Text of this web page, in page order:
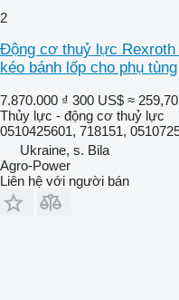
2
Động cơ thuỷ lực Rexroth
kéo bánh lốp cho phụ tùng
7.870.000 ₫ 300 US$ ≈
Thủy lực - động cơ thuỷ lực
0510425601, 718151,
Ukraine, s. Bila
Agro-Power
Liên hệ với người bán